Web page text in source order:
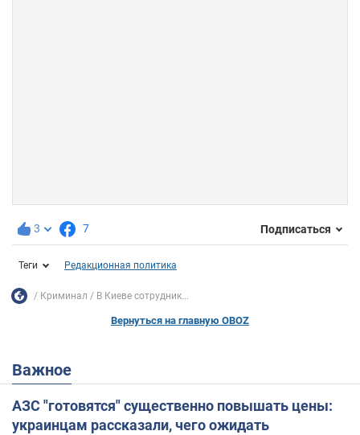
3 7 Подписаться
Теги Редакционная политика
Криминал В Киеве сотрудник...
Вернуться на главную OBOZ
Важное
АЗС "готовятся" существенно повышать цены:
украинцам рассказали, чего ожидать